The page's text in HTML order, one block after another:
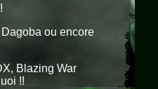
ou encore
Blazing War
!!